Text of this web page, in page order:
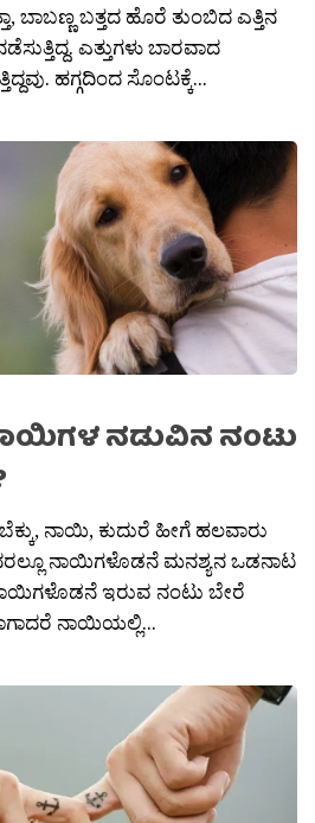
ಬಾಬಣ್ಣ ಬತ್ತದ ಹೊರೆ ತುಂಬಿದ ಎತ್ತಿನ
ಎತ್ತುಗಳು ಬಾರವಾದ
ಹಗ್ಗದಿಂದ ಸೊಂಟಕ್ಕೆ...
ನಡುವಿನ ನಂಟು
ನಾಯಿ, ಕುದುರೆ ಹೀಗೆ ಹಲವಾರು
ಅದರಲ್ಲೂ ನಾಯಿಗಳೊಡನೆ ಮನಶ್ಯನ ಒಡನಾಟ
ಇರುವ ನಂಟು ಬೇರೆ
ನಾಯಿಯಲ್ಲಿ...